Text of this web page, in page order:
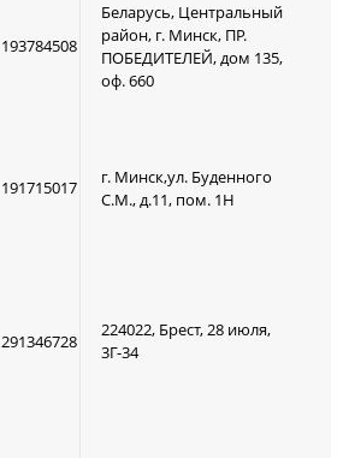
193784508
Беларусь, Центральный
район, г. Минск, ПР.
ПОБЕДИТЕЛЕЙ, дом 135,
оф. 660
191715017
г. Минск,ул. Буденного
С.М., д.11, пом. 1Н
291346728
224022, Брест, 28 июля,
3Г-34